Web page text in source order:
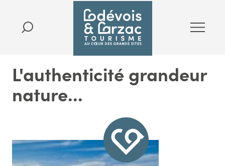
L'authenticité grandeur
nature...